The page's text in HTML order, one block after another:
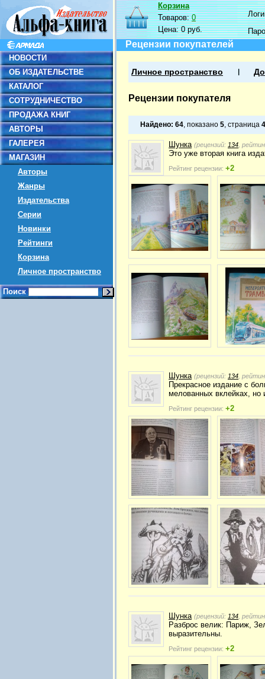
НОВОСТИ
ОБ ИЗДАТЕЛЬСТВЕ
КАТАЛОГ
СОТРУДНИЧЕСТВО
ПРОДАЖА КНИГ
АВТОРЫ
ГАЛЕРЕЯ
МАГАЗИН
Авторы
Жанры
Издательства
Серии
Новинки
Рейтинги
Корзина
Личное пространство
Поиск
Корзина
Товаров:0
Цена:0 руб.
Рецензии покупателей
Личное пространство
Рецензии покупателя
Найдено: 64, показано 5, страница 4
Шунка (рецензий: 134 ,
Это уже вторая книга
Рейтинг рецензии: +2
Шунка (рецензий: 134 ,
Прекрасное издание с
мелованных вклейках, но
Рейтинг рецензии: +2
Шунка (рецензий: 134 ,
Разброс велик: Париж,
выразительны.
Рейтинг рецензии: +2